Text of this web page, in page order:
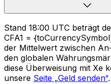
Stand 18:00 UTC beträgt
CFA1 =
der Mittelwert zwischen
den globalen
diese Überweisung mit Xe
unsere Seite „Geld senden“.